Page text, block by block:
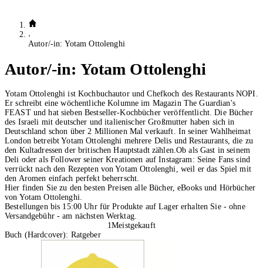
Autor/-in: Yotam Ottolenghi
Autor/-in: Yotam Ottolenghi
Yotam Ottolenghi ist Kochbuchautor und Chefkoch des Restaurants NOPI.
Er schreibt eine wöchentliche Kolumne im Magazin The Guardian's
FEAST und hat sieben Bestseller-Kochbücher veröffentlicht. Die Bücher
des Israeli mit deutscher und italienischer Großmutter haben sich in
Deutschland schon über 2 Millionen Mal verkauft. In seiner Wahlheimat
London betreibt Yotam Ottolenghi mehrere Delis und Restaurants, die zu
den Kultadressen der britischen Hauptstadt zählen.Ob als Gast in seinem
Deli oder als Follower seiner Kreationen auf Instagram: Seine Fans sind
verrückt nach den Rezepten von Yotam Ottolenghi, weil er das Spiel mit
den Aromen einfach perfekt beherrscht.
Hier finden Sie zu den besten Preisen alle Bücher, eBooks und Hörbücher
von Yotam Ottolenghi.
Bestellungen bis 15:00 Uhr für Produkte auf Lager erhalten Sie - ohne
Versandgebühr - am nächsten Werktag.
1Meistgekauft
Buch (Hardcover): Ratgeber